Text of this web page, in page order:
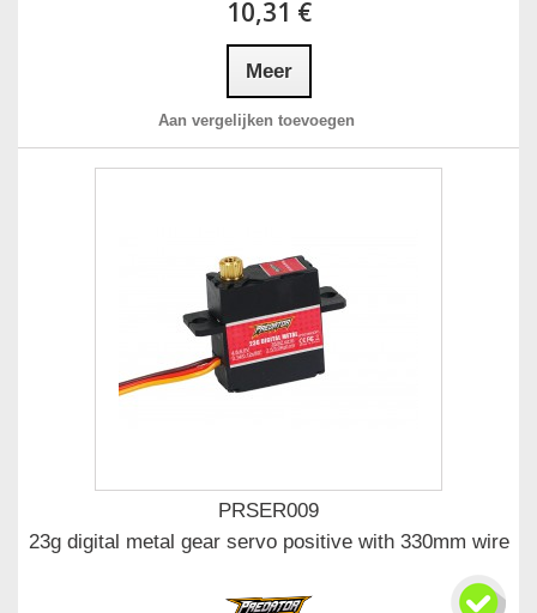
10,31 €
Meer
Aan vergelijken toevoegen
PRSER009
23g digital metal gear servo positive with 330mm wire